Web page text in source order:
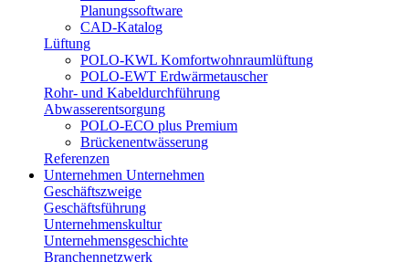
Planungssoftware
CAD-Katalog
Lüftung
POLO-KWL Komfortwohnraumlüftung
POLO-EWT Erdwärmetauscher
Rohr- und Kabeldurchführung
Abwasserentsorgung
POLO-ECO plus Premium
Brückenentwässerung
Referenzen
Unternehmen Unternehmen
Geschäftszweige
Geschäftsführung
Unternehmenskultur
Unternehmensgeschichte
Branchennetzwerk